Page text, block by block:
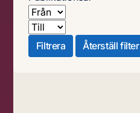
Från
Till
Filtrera
Återställ filter